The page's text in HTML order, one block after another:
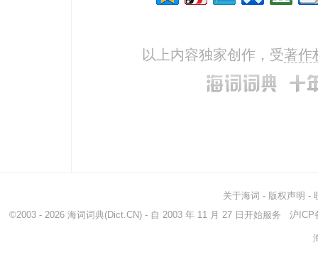
以上内容独家创作，受著作
关于海词 - 版权声明 -
©2003 - 2026 海词词典(Dict.CN) - 自 2003 年 11 月 27 日开始服务 沪ICP